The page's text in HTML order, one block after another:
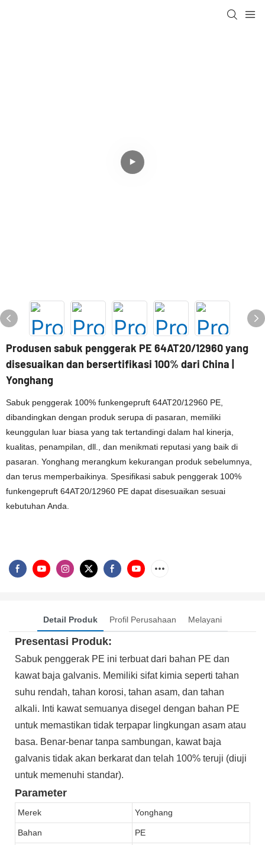
Produsen sabuk penggerak PE 64AT20/12960 yang
disesuaikan dan bersertifikasi 100% dari China |
Yonghang
Sabuk penggerak 100% funkengepruft 64AT20/12960 PE,
dibandingkan dengan produk serupa di pasaran, memiliki
keunggulan luar biasa yang tak tertandingi dalam hal kinerja,
kualitas, penampilan, dll., dan menikmati reputasi yang baik di
pasaran. Yonghang merangkum kekurangan produk sebelumnya,
dan terus memperbaikinya. Spesifikasi sabuk penggerak 100%
funkengepruft 64AT20/12960 PE dapat disesuaikan sesuai
kebutuhan Anda.
Detail Produk Profil Perusahaan Melayani
Presentasi Produk:
Sabuk penggerak PE ini terbuat dari bahan PE dan
kawat baja galvanis. Memiliki sifat kimia seperti tahan
suhu rendah, tahan korosi, tahan asam, dan tahan
alkali. Inti kawat semuanya disegel dengan bahan PE
untuk memastikan tidak terpapar lingkungan asam atau
basa. Benar-benar tanpa sambungan, kawat baja
galvanis tidak akan berkarat dan telah 100% teruji (diuji
untuk memenuhi standar).
Parameter
Merek Yonghang
Bahan PE